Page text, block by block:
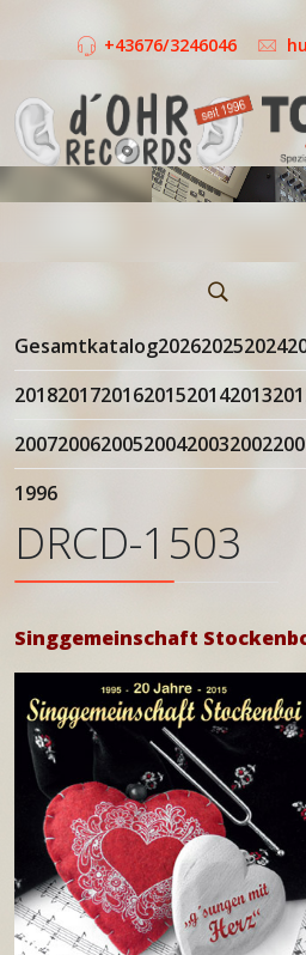
+43676/3246046
Gesamtkatalog202620252024
201820172016201520142013
200720062005200420032002
1996
DRCD-1503
Singgemeinschaft